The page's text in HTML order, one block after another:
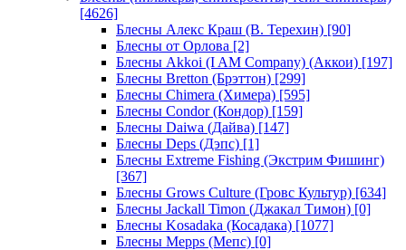
[4626]
Блесны Алекс Краш (В. Терехин) [90]
Блесны от Орлова [2]
Блесны Akkoi (I AM Company) (Аккои) [197]
Блесны Bretton (Брэттон) [299]
Блесны Chimera (Химера) [595]
Блесны Condor (Кондор) [159]
Блесны Daiwa (Дайва) [147]
Блесны Deps (Дэпс) [1]
Блесны Extreme Fishing (Экстрим Фишинг)
[367]
Блесны Grows Culture (Гровс Культур) [634]
Блесны Jackall Timon (Джакал Тимон) [0]
Блесны Kosadaka (Косадака) [1077]
Блесны Mepps (Мепс) [0]